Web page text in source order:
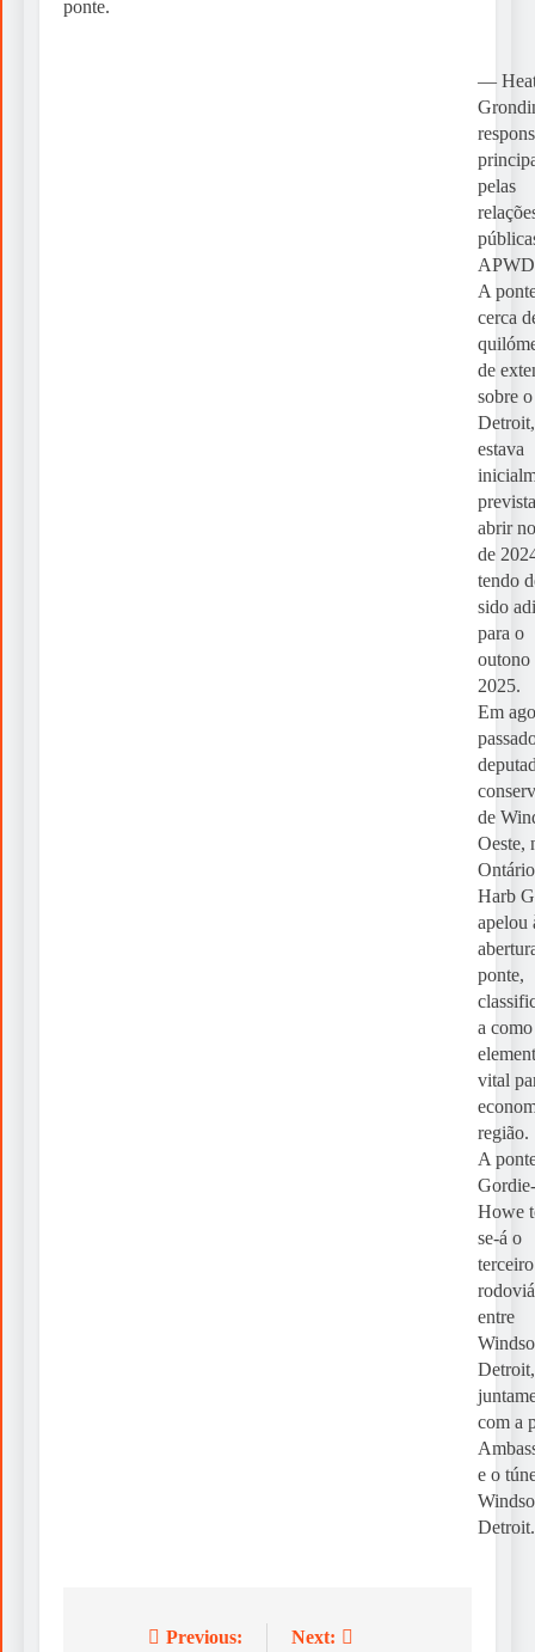
ponte.
—
pelas
A
cerca
de
sobre
Detroit,
estava
abrir
de
tendo
sido
para o
outono
2025.
Em
de
Oeste,
Harb
apelou
ponte,
a
vital
região.
A
Gordie-
Howe
se-á o
entre
Detroit,
com a
e o
Detroit.
Previous: Next: